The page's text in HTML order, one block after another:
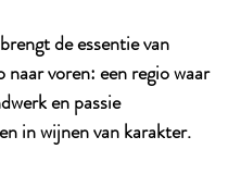
de essentie van
naar voren: een regio waar
en passie
in wijnen van karakter.